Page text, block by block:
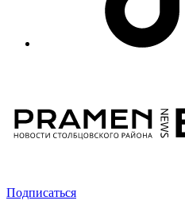
Подписаться